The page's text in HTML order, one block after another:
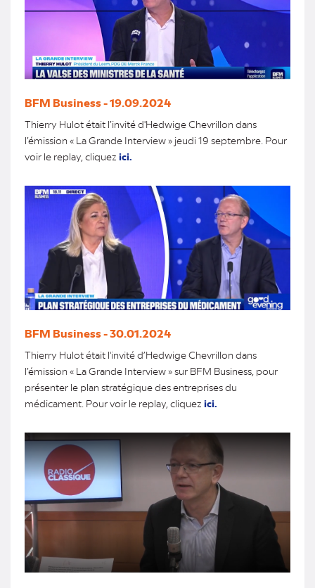
BFM Business - 19.09.2024
Thierry Hulot était l’invité d'Hedwige Chevrillon dans
l’émission « La Grande Interview » jeudi 19 septembre. Pour
voir le replay, cliquez ici.
BFM Business - 30.01.2024
Thierry Hulot était l'invité d’Hedwige Chevrillon dans
l’émission « La Grande Interview » sur BFM Business, pour
présenter le plan stratégique des entreprises du
médicament. Pour voir le replay, cliquez ici.